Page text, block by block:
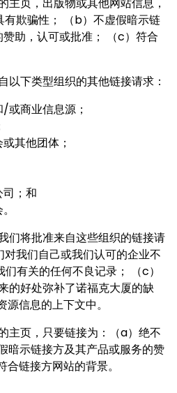
欺骗性； （b）不虚假暗示链
助，认可或批准； （c）符合
以下类型组织的其他链接请求：
或商业信息源；
其他团体；
；和
们将批准来自这些组织的链接请
我们自己或我们认可的企业不
有关的任何不良记录； （c）
的好处弥补了诺福克大厦的缺
信息的上下文中。
主页，只要链接为：（a）绝不
暗示链接方及其产品或服务的赞
链接方网站的背景。